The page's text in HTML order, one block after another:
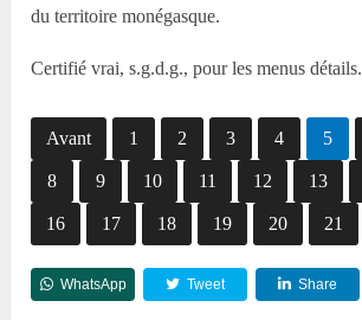
du territoire monégasque.
Certifié vrai, s.g.d.g., pour les menus détails.
Avant 1 2 3 4 5
8 9 10 11 12 13
16 17 18 19 20 21
WhatsApp Tweet Share